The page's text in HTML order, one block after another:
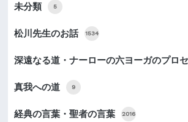
未分類 5
松川先生のお話 1534
深遠なる道・ナーローの六ヨーガのプロ
真我への道 9
経典の言葉・聖者の言葉 2016